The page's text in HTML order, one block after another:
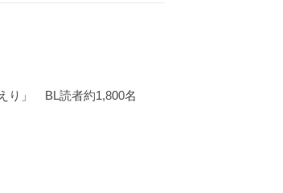
り」 BL読者約1,800名